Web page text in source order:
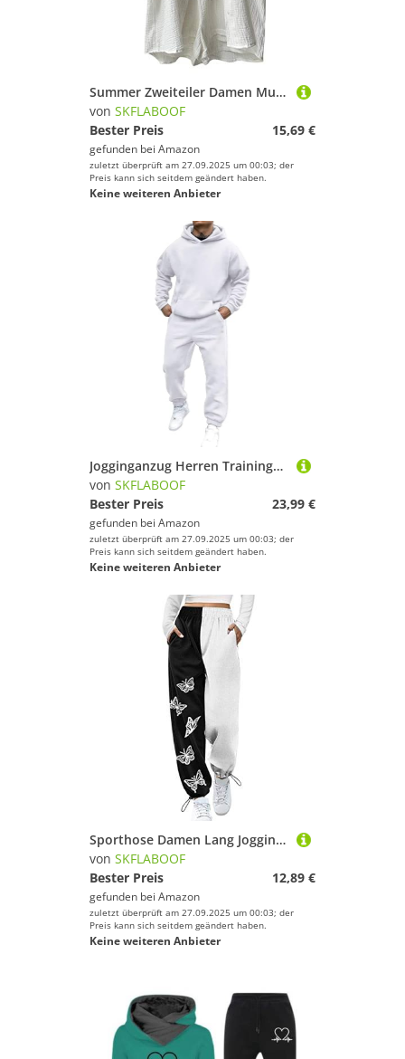
Summer Zweiteiler Damen Musselin Bluse Set, Elegant Leinen Bluse Hemd Und Shorts Einfarbig Lounge Set Strand Y2k Clothes Sportanzug Oversize Freizeitanzug Kurzarm Hausanzug Outfits Weiß M
von SKFLABOOF
Bester Preis
15,69 €
gefunden bei Amazon
zuletzt überprüft am 27.09.2025 um 00:03; der
Preis kann sich seitdem geändert haben.
Keine weiteren Anbieter
Jogginganzug Herren Trainingsanzug Freizeitanzug Einfarbig Hoodie Mit Kapuze Langarm Mit Taschen Hausanzug 2-Teilig Fitness Kapuzenjacke Jogginghose Jogginganzug Sportanzug Set 00e Weiß 3XL
von SKFLABOOF
Bester Preis
23,99 €
gefunden bei Amazon
zuletzt überprüft am 27.09.2025 um 00:03; der
Preis kann sich seitdem geändert haben.
Keine weiteren Anbieter
Sporthose Damen Lang Jogginganzug Sport Schwarze Yogahose Sporthose Jogginghose Stretch High Waist Korean Fashion Pants Frau Musselin
von SKFLABOOF
Bester Preis
12,89 €
gefunden bei Amazon
zuletzt überprüft am 27.09.2025 um 00:03; der
Preis kann sich seitdem geändert haben.
Keine weiteren Anbieter